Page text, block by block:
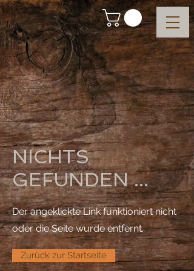
NICHTS
GEFUNDEN ...
Der angeklickte Link funktioniert nicht
oder die Seite wurde entfernt.
Zurück zur Startseite